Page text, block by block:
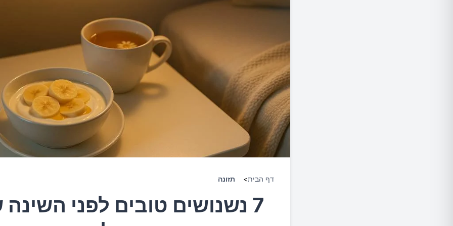
דף הבית> תזונה
7 נשנושים טובים לפני